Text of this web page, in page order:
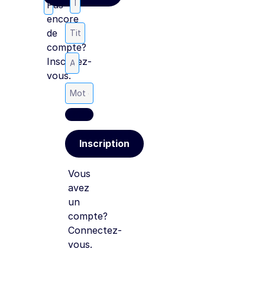
Pas
encore
de
compte?
Inscrivez-
vous.
Titre
dans
l’entreprise
Adresse
courriel
Mot
de
passe
Inscription
Vous
avez
un
compte?
Connectez-
vous.